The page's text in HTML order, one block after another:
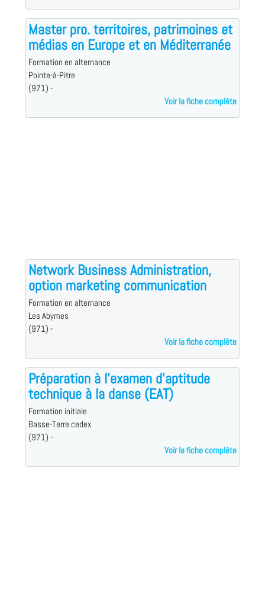
Master pro. territoires, patrimoines et
médias en Europe et en Méditerranée
Formation en alternance
Pointe-à-Pitre
(971) -
Voir la fiche complète
Network Business Administration,
option marketing communication
Formation en alternance
Les Abymes
(971) -
Voir la fiche complète
Préparation à l'examen d'aptitude
technique à la danse (EAT)
Formation initiale
Basse-Terre cedex
(971) -
Voir la fiche complète